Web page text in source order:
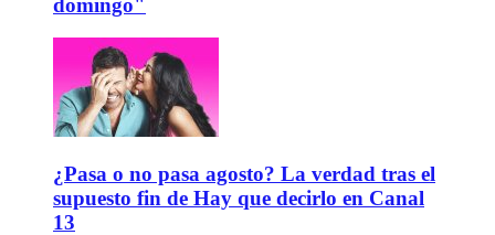
¿Pasa o no pasa agosto? La verdad tras el
supuesto fin de Hay que decirlo en Canal
13